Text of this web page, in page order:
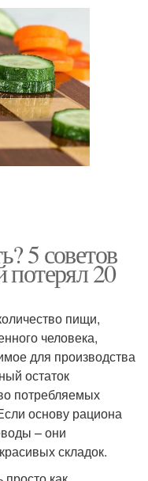
5 советов
потерял 20
пищи,
человека,
для производства
остаток
потребляемых
основу рациона
– они
складок.